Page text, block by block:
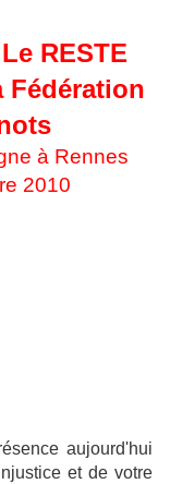
RESTE
Fédération
à Rennes
2010
aujourd'hui
et de votre